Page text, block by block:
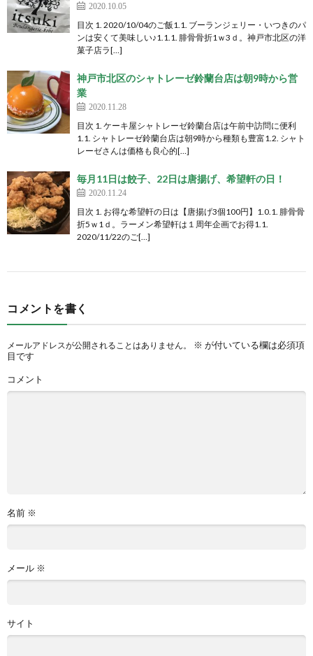
2020.10.05
目次 1. 2020/10/04のご飯1.1. ブーランジェリー・いつきのパ
ンは安くて美味しい♪1.1.1. 腓骨骨折1ｗ3ｄ。神戸市北区の洋
菓子店ラ[…]
神戸市北区のシャトレーゼ鈴蘭台店は朝9時から営
業
2020.11.28
目次 1. ケーキ屋シャトレーゼ鈴蘭台店は午前中訪問に便利
1.1. シャトレーゼ鈴蘭台店は朝9時から種類も豊富1.2. シャト
レーゼさんは価格も良心的[…]
毎月11日は餃子、22日は唐揚げ、希望軒の日！
2020.11.24
目次 1. お得な希望軒の日は【唐揚げ3個100円】1.0.1. 腓骨骨
折5ｗ1ｄ。ラーメン希望軒は１周年企画でお得1.1.
2020/11/22のご[…]
コメントを書く
メールアドレスが公開されることはありません。 ※ が付いている欄は必須項
目です
コメント
名前 ※
メール ※
サイト